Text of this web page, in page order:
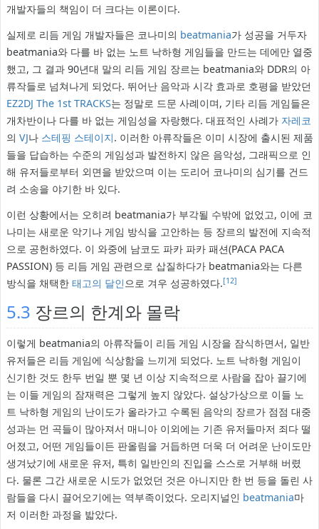
개발자들의 책임이 더 크다는 이론이다.
실제로 리듬 게임 개발자들은 코나미의 beatmania가 성공을 거두자
beatmania와 다를 바 없는 노트 낙하형 게임들을 만드는 데에만 열중
했고, 그 결과 90년대 말의 리듬 게임 장르는 beatmania와 DDR의 아
류작들로 넘쳐나게 되었다. 뛰어난 음악과 시각 효과로 호평을 받았던
EZ2DJ The 1st TRACKS는 정말로 드문 사례이며, 기타 리듬 게임들은
개차반이나 다를 바 없는 게임성을 자랑했다. 대표적인 사례가 자레코
의 VJ나 스테핑 스테이지. 이러한 아류작들은 이미 시장에 출시된 제품
들을 답습하는 수준의 게임성과 발전하지 않은 음악성, 그래픽으로 인
해 유저들로부터 외면을 받았으며 이는 도리어 코나미의 심기를 건드
려 소송을 야기한 바 있다.
이런 상황에서는 오히려 beatmania가 부각될 수밖에 없었고, 이에 코
나미는 새로운 악기나 게임 방식을 고안하는 등 장르의 발전에 지속적
으로 공헌하였다. 이 와중에 남코도 파카 파카 패션(PACA PACA
PASSION) 등 리듬 게임 관련으로 삽질하다가 beatmania와는 다른
방식을 채택한 태고의 달인으로 겨우 성공하였다.[12]
5.3 장르의 한계와 몰락
이렇게 beatmania의 아류작들이 리듬 게임 시장을 잠식하면서, 일반
유저들은 리듬 게임에 식상함을 느끼게 되었다. 노트 낙하형 게임이
신기한 것도 한두 번일 뿐 몇 년 이상 지속적으로 사람을 잡아 끌기에
는 이들 게임의 잠재력은 그렇게 높지 않았다. 설상가상으로 이들 노
트 낙하형 게임의 난이도가 올라가고 수록된 음악의 장르가 점점 대중
성과는 먼 곡들이 많아져서 매니아 이외에는 기존 유저들마저 죄다 떨
어졌고, 어떤 게임들이든 판올림을 거듭하면 더욱 더 어려운 난이도만
생겨났기에 새로운 유저, 특히 일반인의 진입을 스스로 거부해 버렸
다. 물론 그간 새로운 시도가 없었던 것은 아니지만 한 번 등을 돌린 사
람들을 다시 끌어오기에는 역부족이었다. 오리지널인 beatmania마
저 이러한 과정을 밟았다.